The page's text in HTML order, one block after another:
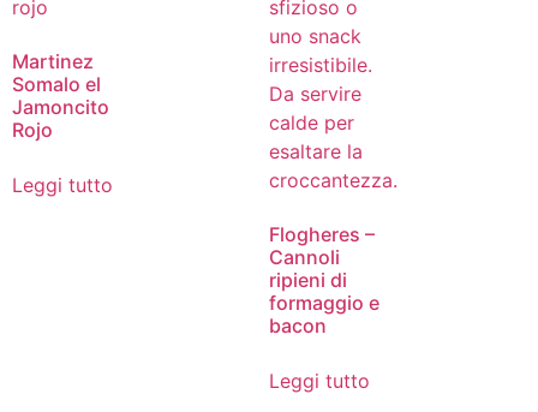
Martinez
Somalo el
Jamoncito
Rojo
Leggi tutto
Flogheres –
Cannoli
ripieni di
formaggio e
bacon
Leggi tutto